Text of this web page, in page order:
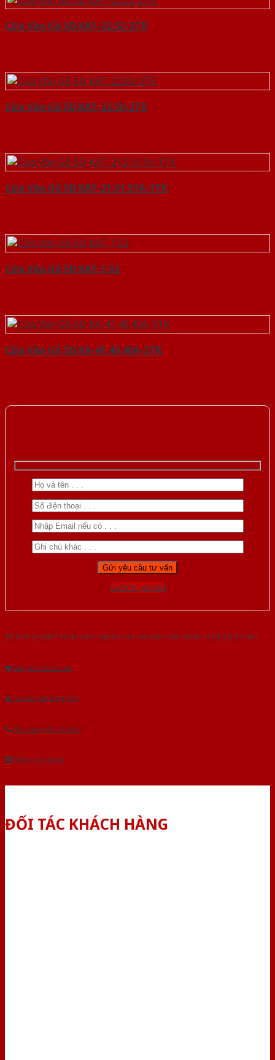
Cửa Vân Gỗ 5D KAT-22.52-2TK
Cửa Vân Gỗ 5D KAT-22.50-2TK
Cửa Vân Gỗ 5D KAT-21.51.51A-1TK
Cửa Vân Gỗ 5D KAT-1.52
Cửa Vân Gỗ 5D KA-41.40.40A-3TK
Gọi 0976.169.864
Với kinh nghiệm nhiêu năm nghiên cứu cửa theo tiêu chuẩn công nghệ Châu
Gửi yêu cầu tư vấn
Tải báo giá tổng hợp
Yêu cầu gọi lại (3 phút)
Dành cho đại lý
ĐỐI TÁC KHÁCH HÀNG